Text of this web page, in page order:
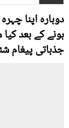
دوبارہ اپنا
ہونے کے بعد
جذباتی پیغام